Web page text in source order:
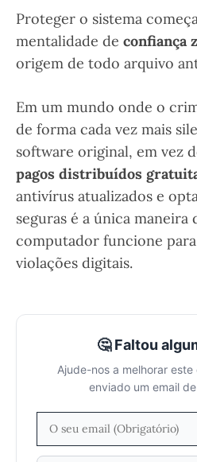
Proteger o sistema
mentalidade de confiança
origem de todo arquivo
Em um mundo onde o
de forma cada vez mais
software original, em vez
pagos distribuídos
antivírus atualizados e
seguras é a única maneira
computador funcione
violações digitais.
🤔 Faltou
Ajude-nos a melhorar
enviado um email